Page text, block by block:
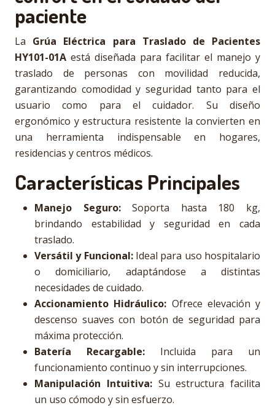
paciente
La Grúa Eléctrica para Traslado de Pacientes
HY101-01A está diseñada para facilitar el manejo y
traslado de personas con movilidad reducida,
garantizando comodidad y seguridad tanto para el
usuario como para el cuidador. Su diseño
ergonómico y estructura resistente la convierten en
una herramienta indispensable en hogares,
residencias y centros médicos.
Características Principales
Manejo Seguro:Soporta hasta 180 kg,
brindando estabilidad y seguridad en cada
traslado.
Versátil y Funcional:Ideal para uso hospitalario
o domiciliario, adaptándose a distintas
necesidades de cuidado.
Accionamiento Hidráulico: Ofrece elevación y
descenso suaves con botón de seguridad para
máxima protección.
Batería Recargable: Incluida para un
funcionamiento continuo y sin interrupciones.
Manipulación Intuitiva:Su estructura facilita
un uso cómodo y sin esfuerzo.